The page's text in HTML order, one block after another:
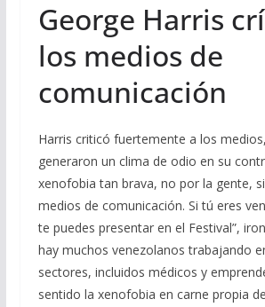
George Harris
los medios de
comunicación
Harris criticó fuertemente a los
generaron un clima de odio en su
xenofobia tan brava, no por la gente,
medios de comunicación. Si tú eres
te puedes presentar en el Festival”,
hay muchos venezolanos trabajando
sectores, incluidos médicos y
sentido la xenofobia en carne propia